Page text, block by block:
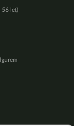
56 let)